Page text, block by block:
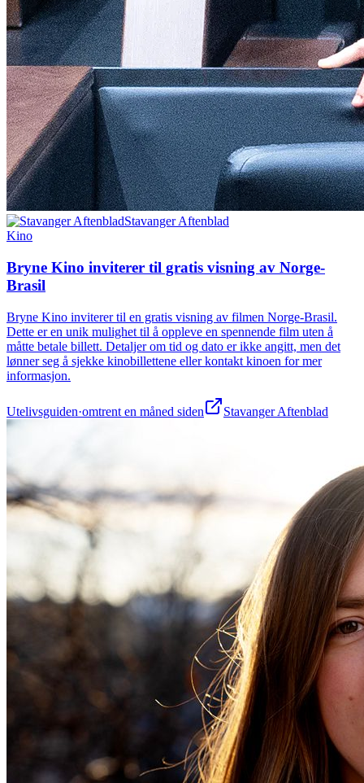
Stavanger Aftenblad
Kino
Bryne Kino inviterer til gratis visning av Norge-
Brasil
Bryne Kino inviterer til en gratis visning av filmen Norge-Brasil.
Dette er en unik mulighet til å oppleve en spennende film uten å
måtte betale billett. Detaljer om tid og dato er ikke angitt, men det
lønner seg å sjekke kinobillettene eller kontakt kinoen for mer
informasjon.
Utelivsguiden·omtrent en måned siden Stavanger Aftenblad